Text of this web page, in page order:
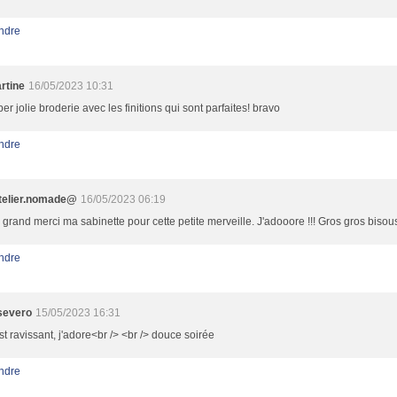
16/05/2023 10:31
jolie broderie avec les finitions qui sont parfaites! bravo
16/05/2023 06:19
grand merci ma sabinette pour cette petite merveille. J'adooore !!! Gros gros
15/05/2023 16:31
ravissant, j'adore<br /> <br /> douce soirée